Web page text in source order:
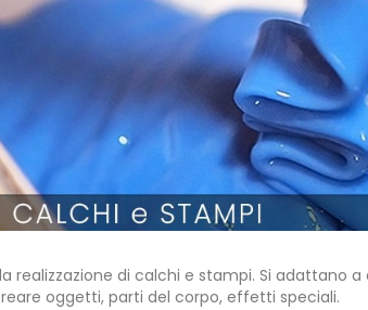
realizzazione di calchi e stampi. Si adattano
oggetti, parti del corpo, effetti speciali.